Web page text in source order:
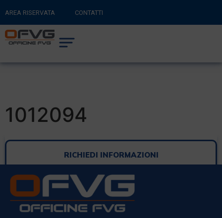
AREA RISERVATA CONTATTI
RITORNA AL SITO PRINCIPALE
CARRELLO
1012094
RICHIEDI INFORMAZIONI